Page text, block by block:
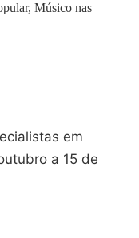
Músico nas
em
a 15 de